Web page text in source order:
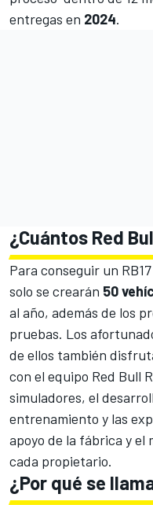
entregas en 2024.
¿Cuántos Red
Para conseguir un
solo se crearán 50
al año, además de los
pruebas. Los
de ellos también
con el equipo Red Bull
simuladores, el
entrenamiento y las
apoyo de la fábrica y
cada propietario.
¿Por qué se